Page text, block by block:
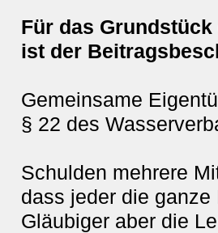
Für das
ist der
Gemeinsame
§ 22 des
Schulden mehrere
dass jeder die
Gläubiger aber die